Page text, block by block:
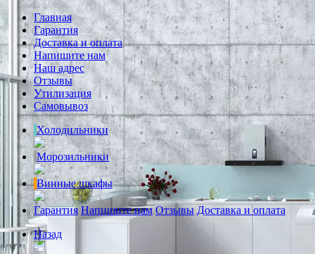
Главная
Гарантия
Доставка и оплата
Напишите нам
Наш адрес
Отзывы
Утилизация
Самовывоз
Холодильники
Морозильники
Винные шкафы
Гарантия Напишите нам Отзывы Доставка и оплата
Назад